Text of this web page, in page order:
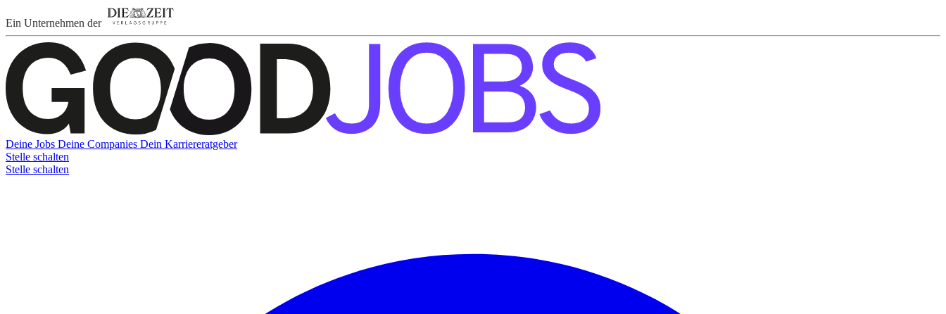
Ein Unternehmen der
Deine Jobs Deine Companies Dein Karriereratgeber
Stelle schalten
Stelle schalten